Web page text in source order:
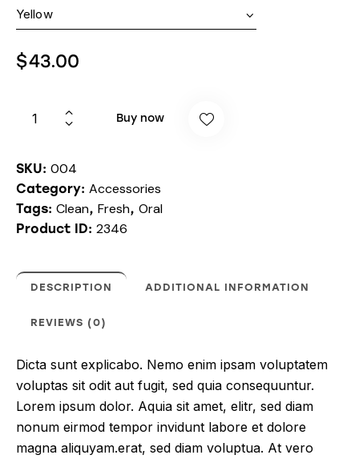
$43.00
Buy now
SKU: 004
Category: Accessories
Tags: Clean, Fresh, Oral
Product ID: 2346
DESCRIPTION ADDITIONAL INFORMATION
REVIEWS (0)
Dicta sunt explicabo. Nemo enim ipsam voluptatem
voluptas sit odit aut fugit, sed quia consequuntur.
Lorem ipsum dolor. Aquia sit amet, elitr, sed diam
nonum eirmod tempor invidunt labore et dolore
magna aliquyam.erat, sed diam voluptua. At vero